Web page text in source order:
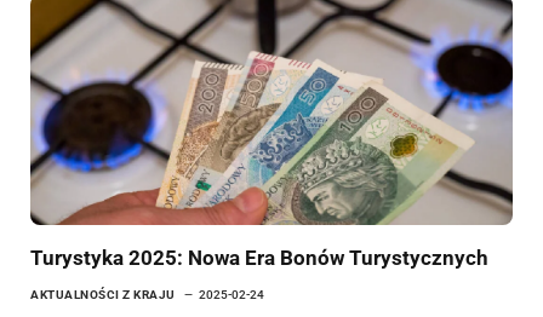
Turystyka 2025: Nowa Era Bonów Turystycznych
AKTUALNOŚCI Z KRAJU 2025-02-24